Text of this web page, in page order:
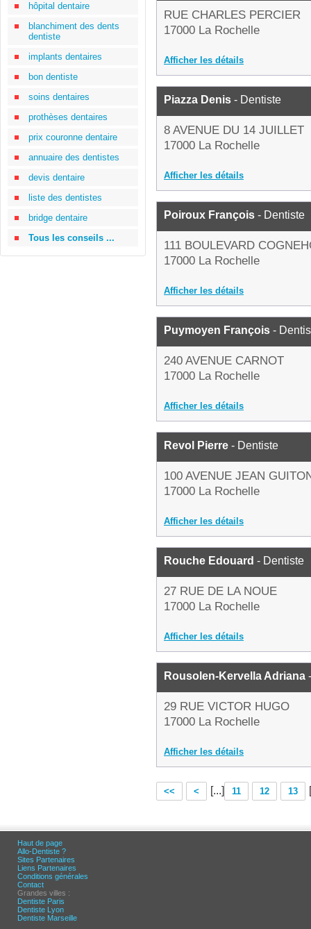
hôpital dentaire
blanchiment des dents
dentiste
implants dentaires
bon dentiste
soins dentaires
prothèses dentaires
prix couronne dentaire
annuaire des dentistes
devis dentaire
liste des dentistes
bridge dentaire
Tous les conseils ...
RUE CHARLES PERCIER
17000 La Rochelle
Afficher les détails
Piazza Denis - Dentiste
8 AVENUE DU 14 JUILLET
17000 La Rochelle
Afficher les détails
Poiroux François - Dentiste
111 BOULEVARD
17000 La Rochelle
Afficher les détails
Puymoyen François -
240 AVENUE CARNOT
17000 La Rochelle
Afficher les détails
Revol Pierre - Dentiste
100 AVENUE JEAN
17000 La Rochelle
Afficher les détails
Rouche Edouard - Dentiste
27 RUE DE LA NOUE
17000 La Rochelle
Afficher les détails
Rousolen-Kervella Adriana
29 RUE VICTOR HUGO
17000 La Rochelle
Afficher les détails
<< < [...] 11 12 13
Haut de page
Allo-Dentiste ?
Sites Partenaires
Liens Partenaires
Conditions générales
Contact
Grandes villes :
Dentiste Paris
Dentiste Lyon
Dentiste Marseille